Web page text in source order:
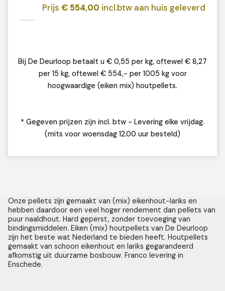
Prijs € 554,00 incl.btw aan huis geleverd
Bij De Deurloop betaalt u € 0,55 per kg, oftewel € 8,27
per 15 kg, oftewel € 554,- per 1005 kg voor
hoogwaardige (eiken mix) houtpellets.
* Gegeven prijzen zijn incl. btw - Levering elke vrijdag.
(mits voor woensdag 12.00 uur besteld)
Onze pellets zijn gemaakt van (mix) eikenhout-lariks en
hebben daardoor een veel hoger rendement dan pellets van
puur naaldhout. Hard geperst, zonder toevoeging van
bindingsmiddelen. Eiken (mix) houtpellets van De Deurloop
zijn het beste wat Nederland te bieden heeft. Houtpellets
gemaakt van schoon eikenhout en lariks gegarandeerd
afkomstig uit duurzame bosbouw. Franco levering in
Enschede.